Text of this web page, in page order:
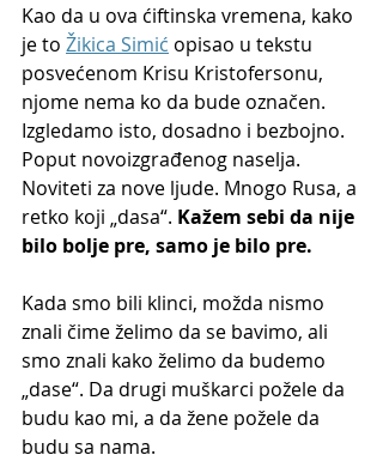
Kao da u ova ćiftinska vremena, kako
je to Žikica Simić opisao u tekstu
posvećenom Krisu Kristofersonu,
njome nema ko da bude označen.
Izgledamo isto, dosadno i bezbojno.
Poput novoizgrađenog naselja.
Noviteti za nove ljude. Mnogo Rusa, a
retko koji „dasa“. Kažem sebi da nije
bilo bolje pre, samo je bilo pre.
Kada smo bili klinci, možda nismo
znali čime želimo da se bavimo, ali
smo znali kako želimo da budemo
„dase“. Da drugi muškarci požele da
budu kao mi, a da žene požele da
budu sa nama.